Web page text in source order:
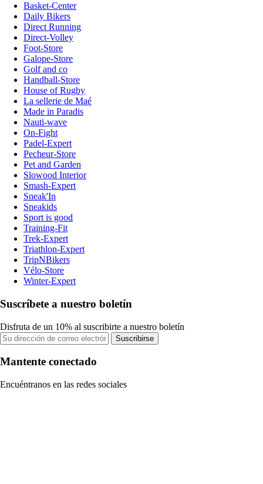
Basket-Center
Daily Bikers
Direct Running
Direct-Volley
Foot-Store
Galope-Store
Golf and co
Handball-Store
House of Rugby
La sellerie de Maé
Made in Paradis
Nauti-wave
On-Fight
Padel-Expert
Pecheur-Store
Pet and Garden
Slowood Interior
Smash-Expert
Sneak'In
Sneakids
Sport is good
Training-Fit
Trek-Expert
Triathlon-Expert
TripNBikers
Vélo-Store
Winter-Expert
Suscríbete a nuestro boletín
Disfruta de un 10% al suscribirte a nuestro boletín
Suscribirse
Mantente conectado
Encuéntranos en las redes sociales